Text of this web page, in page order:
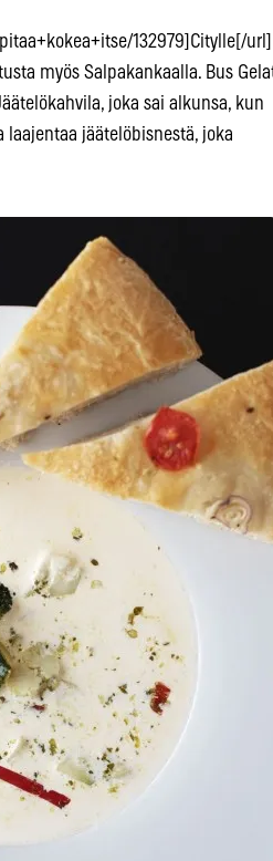
132979]Citylle[/url]
myös Salpakankaalla. Bus
joka sai alkunsa, kun
jäätelöbisnestä, joka